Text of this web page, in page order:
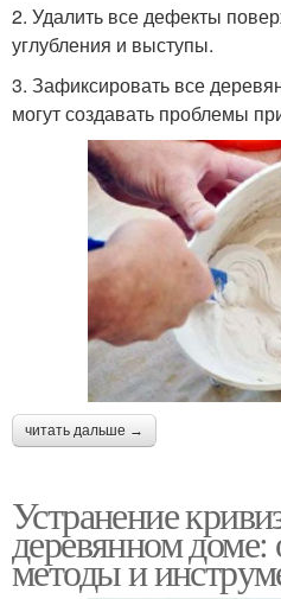
2. Удалить все дефекты
углубления и выступы.
3. Зафиксировать все
могут создавать проблемы
читать дальше →
Устранение
деревянном
методы и